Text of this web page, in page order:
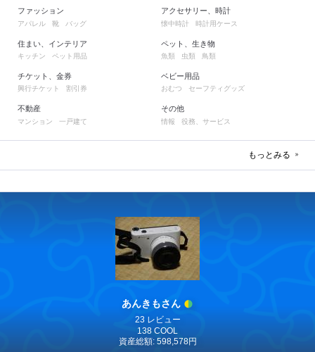
ファッション
アパレル 靴 バッグ
住まい、インテリア
キッチン ペット用品
チケット、金券
興行チケット 割引券
不動産
マンション 一戸建て
アクセサリー、時計
懐中時計 時計用ケース
ペット、生き物
魚類 虫類 鳥類
ベビー用品
おむつ セーフティグッズ
その他
情報 役務、サービス
もっとみる
あんきもさん
23 レビュー
138 COOL
資産総額: 598,578円